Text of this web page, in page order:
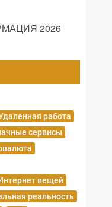
2026
работа
сервисы
вещей
реальность